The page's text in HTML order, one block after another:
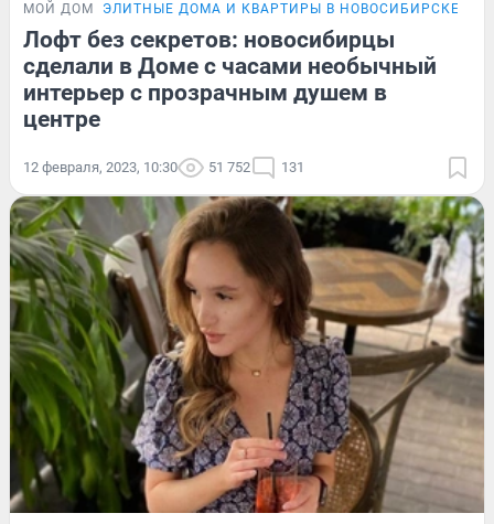
МОЙ ДОМ ЭЛИТНЫЕ ДОМА И КВАРТИРЫ В НОВОСИБИРСКЕ
Лофт без секретов: новосибирцы
сделали в Доме с часами необычный
интерьер с прозрачным душем в
центре
12 февраля, 2023, 10:30 51 752 131